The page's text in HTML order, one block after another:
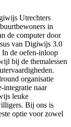
Utrechters
in
de computer door
van Digiwijs 3.0
In de oefen-inloop
bij de themalessen
organisatie
integratie naar
leuke
Bij ons is
optie voor zowel